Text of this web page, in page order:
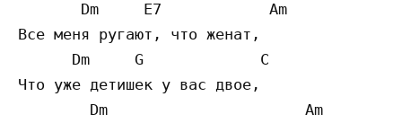
       Dm     E7            Am
Все меня ругают, что женат,
      Dm     G             C
Что уже детишек у вас двое,
        Dm                      Am